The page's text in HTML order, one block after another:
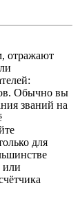
отражают
Обычно вы
званий на
для
или